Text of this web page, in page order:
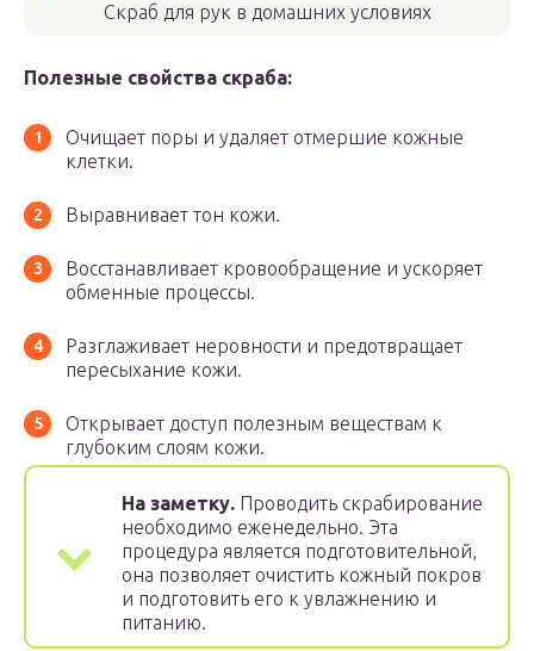
Скраб для рук в домашних условиях
Полезные свойства скраба:
Очищает поры и удаляет отмершие кожные
клетки.
Выравнивает тон кожи.
Восстанавливает кровообращение и ускоряет
обменные процессы.
Разглаживает неровности и предотвращает
пересыхание кожи.
Открывает доступ полезным веществам к
глубоким слоям кожи.
На заметку. Проводить скрабирование
необходимо еженедельно. Эта
процедура является подготовительной,
она позволяет очистить кожный покров
и подготовить его к увлажнению и
питанию.